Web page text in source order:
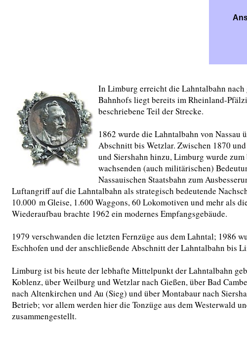
In Limburg erreicht die Lahntalbahn
Bahnhofs liegt bereits im Rheinland-
beschriebene Teil der Strecke.
1862 wurde die Lahntalbahn von
Abschnitt bis Wetzlar. Zwischen 1870
und Siershahn hinzu, Limburg wurde
wachsenden (auch militärischen)
Nassauischen Staatsbahn zum
Luftangriff auf die Lahntalbahn als strategisch bedeutende
10.000 m Gleise, 1.600 Waggons, 60 Lokomotiven und mehr als
Wiederaufbau brachte 1962 ein modernes Empfangsgebäude.
1979 verschwanden die letzten Fernzüge aus dem Lahntal; 1986
Eschhofen und der anschließende Abschnitt der Lahntalbahn bis
Limburg ist bis heute der lebhafte Mittelpunkt der Lahntalbahn
Koblenz, über Weilburg und Wetzlar nach Gießen, über Bad
nach Altenkirchen und Au (Sieg) und über Montabaur nach
Betrieb; vor allem werden hier die Tonzüge aus dem Westerwald
zusammengestellt.